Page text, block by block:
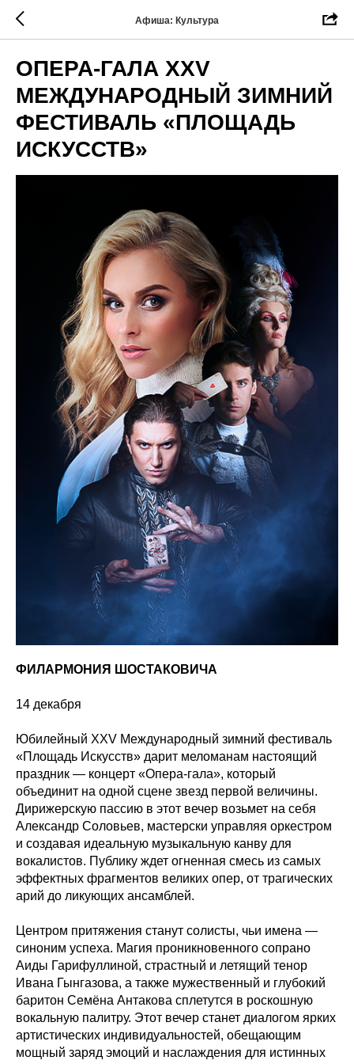
Афиша: Культура
ОПЕРА-ГАЛА XXV
МЕЖДУНАРОДНЫЙ ЗИМНИЙ
ФЕСТИВАЛЬ «ПЛОЩАДЬ
ИСКУССТВ»
ФИЛАРМОНИЯ ШОСТАКОВИЧА
14 декабря
Юбилейный XXV Международный зимний фестиваль
«Площадь Искусств» дарит меломанам настоящий
праздник — концерт «Опера-гала», который
объединит на одной сцене звезд первой величины.
Дирижерскую пассию в этот вечер возьмет на себя
Александр Соловьев, мастерски управляя оркестром
и создавая идеальную музыкальную канву для
вокалистов. Публику ждет огненная смесь из самых
эффектных фрагментов великих опер, от трагических
арий до ликующих ансамблей.
Центром притяжения станут солисты, чьи имена —
синоним успеха. Магия проникновенного сопрано
Аиды Гарифуллиной, страстный и летящий тенор
Ивана Гынгазова, а также мужественный и глубокий
баритон Семёна Антакова сплетутся в роскошную
вокальную палитру. Этот вечер станет диалогом ярких
артистических индивидуальностей, обещающим
мощный заряд эмоций и наслаждения для истинных